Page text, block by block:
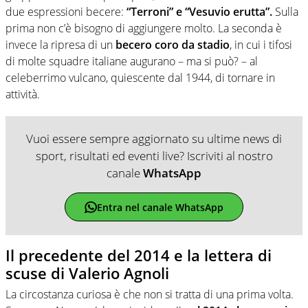
due espressioni becere: “Terroni” e “Vesuvio erutta”. Sulla
prima non c’è bisogno di aggiungere molto. La seconda è
invece la ripresa di un becero coro da stadio, in cui i tifosi
di molte squadre italiane augurano – ma si può? – al
celeberrimo vulcano, quiescente dal 1944, di tornare in
attività.
Vuoi essere sempre aggiornato su ultime news di
sport, risultati ed eventi live? Iscriviti al nostro
canaleWhatsApp
Entra nel canale WhatsApp
Il precedente del 2014 e la lettera di
scuse di Valerio Agnoli
La circostanza curiosa è che non si tratta di una prima volta.